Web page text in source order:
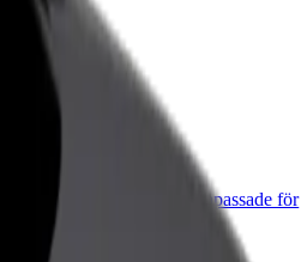
produkter och tjänster anpassade för
företag